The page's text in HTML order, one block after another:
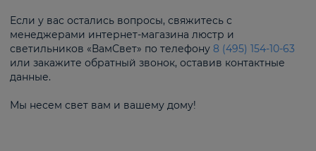
Если у вас остались вопросы, свяжитесь с
менеджерами интернет-магазина люстр и
светильников «ВамСвет» по телефону 8 (495) 154-10-63
или закажите обратный звонок, оставив контактные
данные.
Мы несем свет вам и вашему дому!